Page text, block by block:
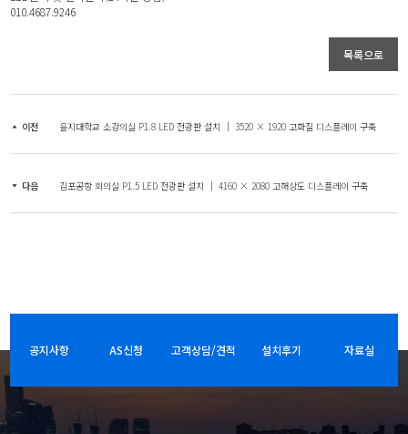
010.4687.9246
목록으로
이전 을지대학교 소강의실 P1.8 LED 전광판 설치 │ 3520 × 1920 고화질 디스플레이 구축
다음 김포공항 회의실 P1.5 LED 전광판 설치 │ 4160 × 2080 고해상도 디스플레이 구축
공지사항 AS신청 고객상담/견적 설치후기 자료실